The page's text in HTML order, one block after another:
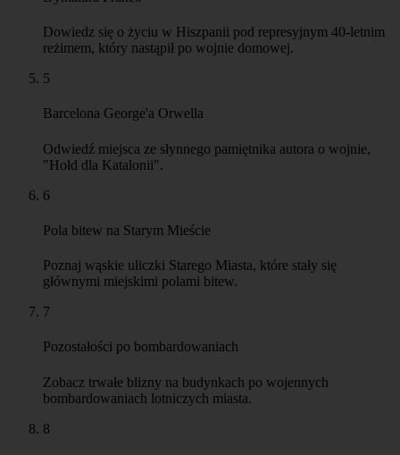
Dowiedz się o życiu w Hiszpanii pod represyjnym 40-letnim
reżimem, który nastąpił po wojnie domowej.
5
Barcelona George'a Orwella
Odwiedź miejsca ze słynnego pamiętnika autora o wojnie,
"Hołd dla Katalonii".
6
Pola bitew na Starym Mieście
Poznaj wąskie uliczki Starego Miasta, które stały się
głównymi miejskimi polami bitew.
7
Pozostałości po bombardowaniach
Zobacz trwałe blizny na budynkach po wojennych
bombardowaniach lotniczych miasta.
8